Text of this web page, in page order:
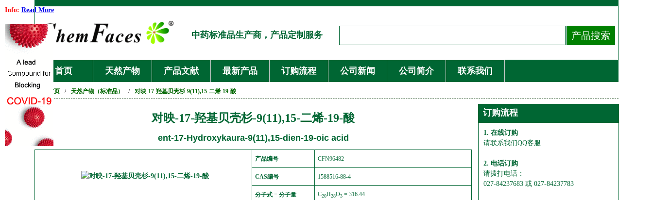
Info: Read More
中药标准品生产商，产品定制服务
首页 天然产物 产品文献 最新产品 订购流程 公司新闻 公司简介 联系我们
首页 / 天然产物（标准品） / 对映-17-羟基贝壳杉-9(11),15-二烯-19-酸
对映-17-羟基贝壳杉-9(11),15-二烯-19-酸
ent-17-Hydroxykaura-9(11),15-dien-19-oic acid
产品编号 CFN96482
CAS编号 1588516-88-4
分子式 = 分子量 C20H28O3 = 316.44
订购流程
1. 在线订购
请联系我们QQ客服
2. 电话订购
请拨打电话：
027-84237683 或 027-84237783